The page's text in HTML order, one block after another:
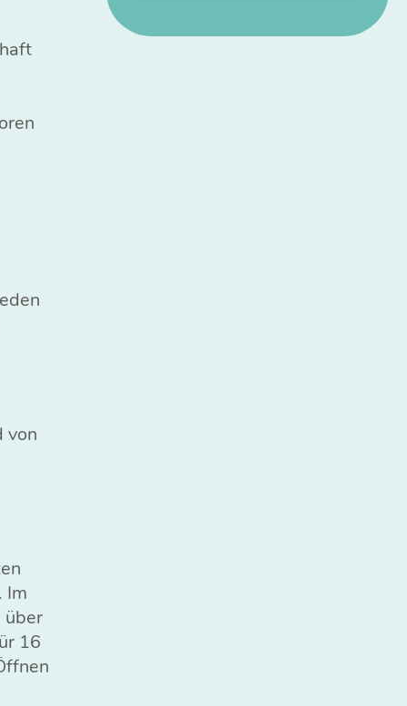
von
Im
über
16